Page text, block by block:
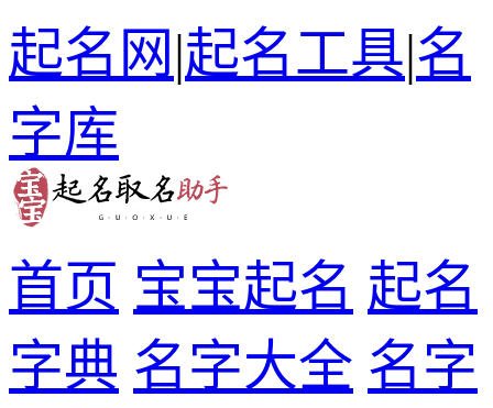
起名网|起名工具|名
字库
首页 宝宝起名 起名
字典 名字大全 名字